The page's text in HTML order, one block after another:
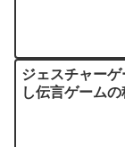
ジェスチャー
し伝言ゲーム